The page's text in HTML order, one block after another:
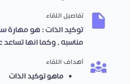
تفاصيل اللقاء
توكيد الذات : هو مهارة
مناسبه , وكما انها
أهداف اللقاء
ماهو توكيد الذات